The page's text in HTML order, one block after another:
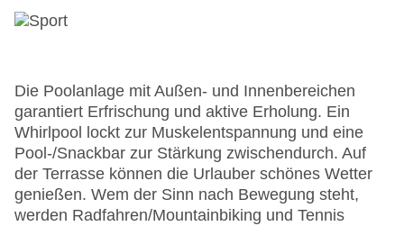
Die Poolanlage mit Außen- und Innenbereichen
garantiert Erfrischung und aktive Erholung. Ein
Whirlpool lockt zur Muskelentspannung und eine
Pool-/Snackbar zur Stärkung zwischendurch. Auf
der Terrasse können die Urlauber schönes Wetter
genießen. Wem der Sinn nach Bewegung steht,
werden Radfahren/Mountainbiking und Tennis